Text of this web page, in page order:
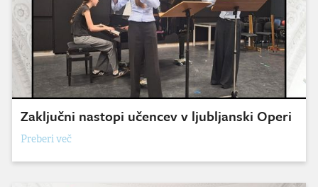
Zaključni nastopi učencev v ljubljanski Operi
Preberi več